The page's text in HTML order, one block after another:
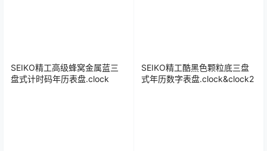
SEIKO精工高级蜂窝金属蓝三
盘式计时码年历表盘.clock
SEIKO精工酷黑色颗粒底三盘
式年历数字表盘.clock&clock2